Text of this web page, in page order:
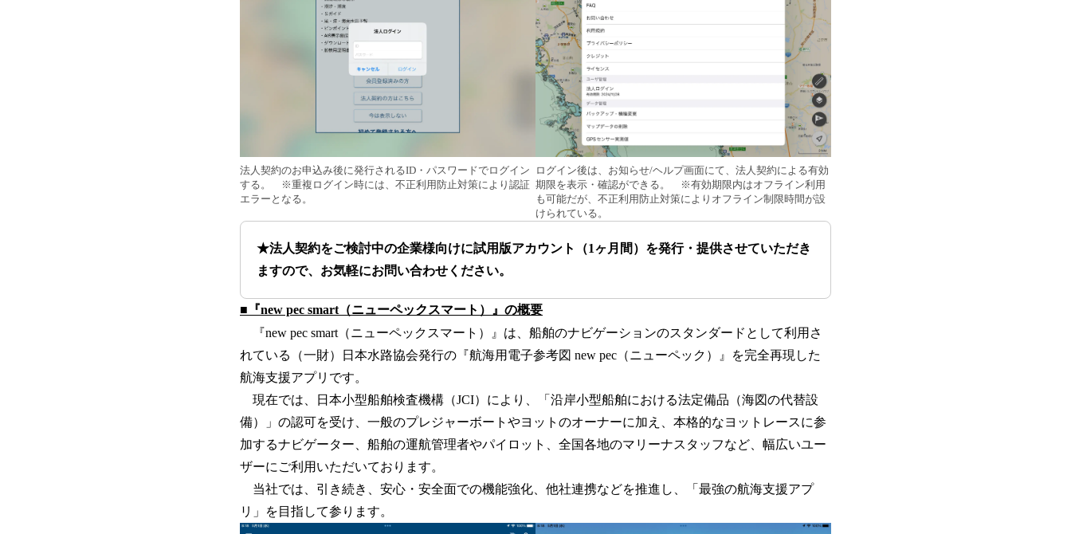
法人契約のお申込み後に発行されるID・パスワードでログイン
する。 ※重複ログイン時には、不正利用防止対策により認証
エラーとなる。
ログイン後は、お知らせ/ヘルプ画面にて、法人契約による有効
期限を表示・確認ができる。 ※有効期限内はオフライン利用
も可能だが、不正利用防止対策によりオフライン制限時間が設
けられている。
★法人契約をご検討中の企業様向けに試用版アカウント（1ヶ月間）を発行・提供させていただき
ますので、お気軽にお問い合わせください。
■『new pec smart（ニューペックスマート）』の概要
『new pec smart（ニューペックスマート）』は、船舶のナビゲーションのスタンダードとして利用さ
れている（一財）日本水路協会発行の『航海用電子参考図 new pec（ニューペック）』を完全再現した
航海支援アプリです。
現在では、日本小型船舶検査機構（JCI）により、「沿岸小型船舶における法定備品（海図の代替設
備）」の認可を受け、一般のプレジャーボートやヨットのオーナーに加え、本格的なヨットレースに参
加するナビゲーター、船舶の運航管理者やパイロット、全国各地のマリーナスタッフなど、幅広いユー
ザーにご利用いただいております。
当社では、引き続き、安心・安全面での機能強化、他社連携などを推進し、「最強の航海支援アプ
リ」を目指して参ります。